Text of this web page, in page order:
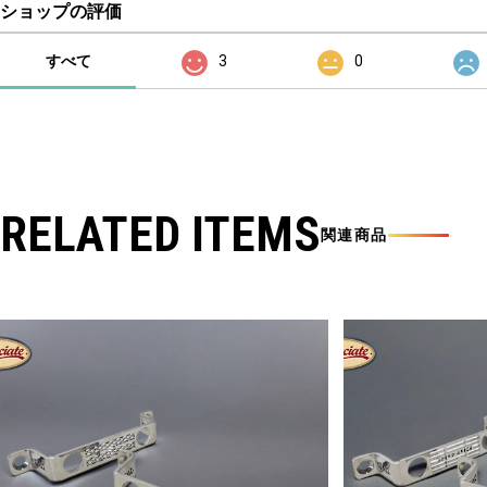
ショップの評価
すべて 3 0
RELATED ITEMS 関連商品